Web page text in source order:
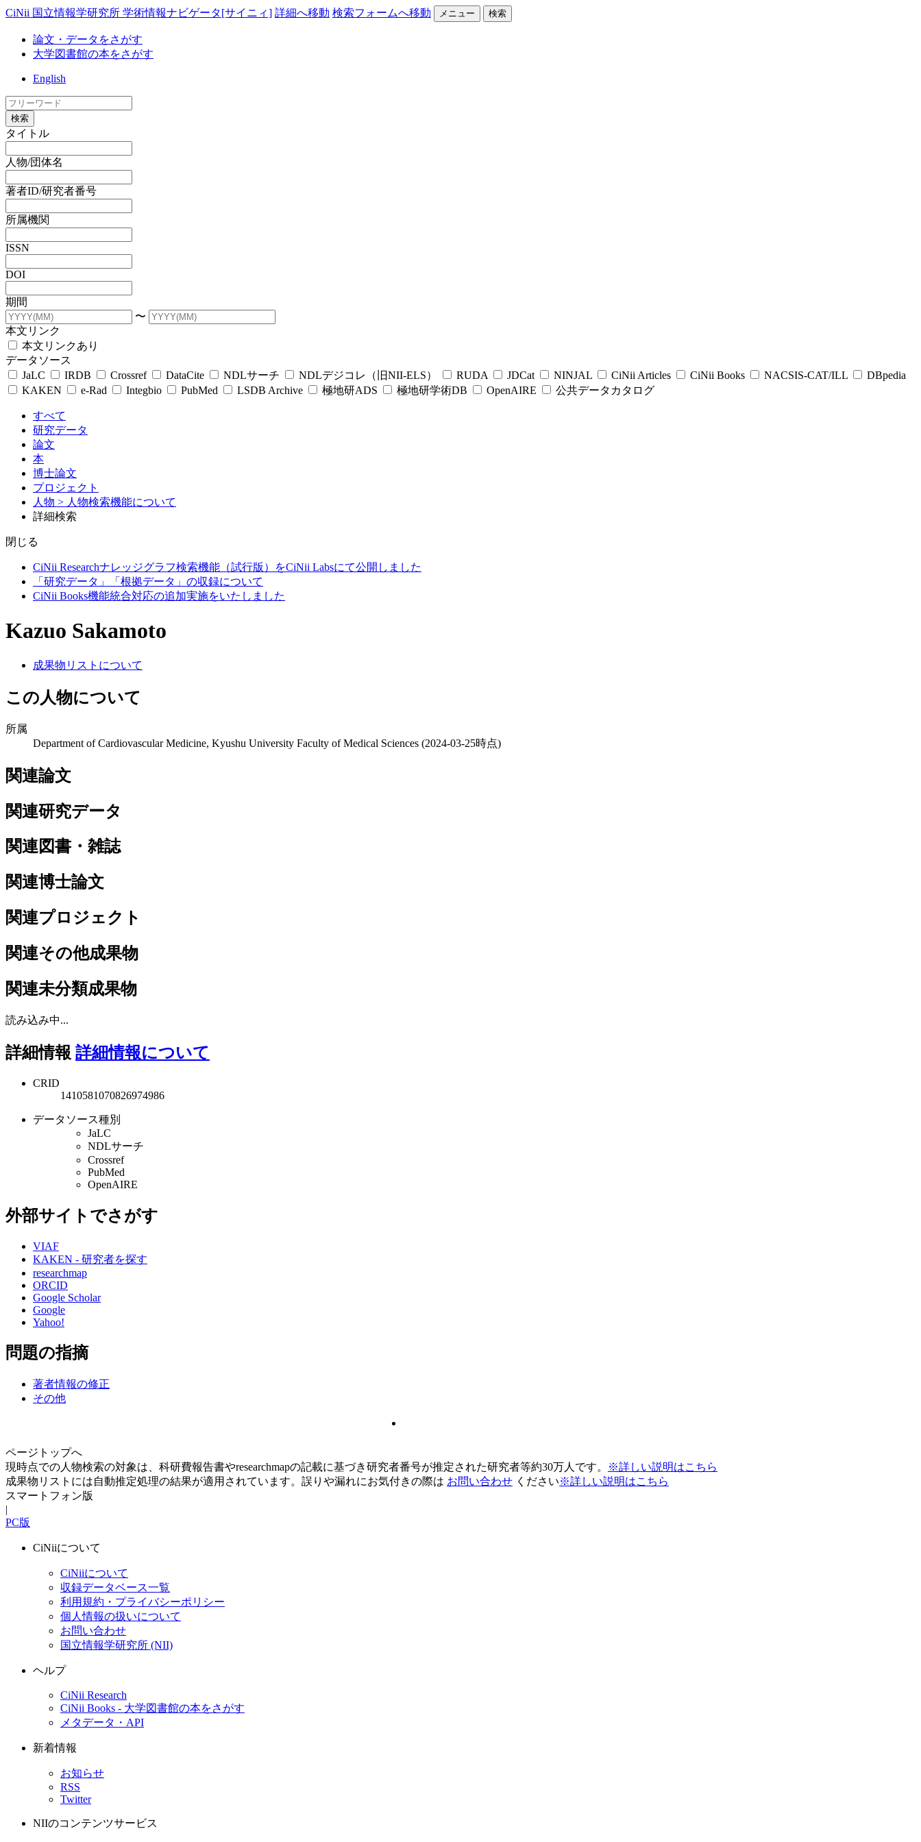
CiNii 国立情報学研究所 学術情報ナビゲータ[サイニィ] 詳細へ移動 検索フォームへ移動 メニュー 検索
論文・データをさがす
大学図書館の本をさがす
English
検索
タイトル
人物/団体名
著者ID/研究者番号
所属機関
ISSN
DOI
期間
〜
本文リンク
本文リンクあり
データソース
JaLC
IRDB Crossref DataCite NDLサーチ NDLデジコレ（旧NII-ELS） RUDA JDCat NINJAL CiNii Articles CiNii Books NACSIS-CAT/ILL
DBpedia
KAKEN
e-Rad Integbio PubMed LSDB Archive 極地研ADS 極地研学術DB OpenAIRE 公共データカタログ
すべて
研究データ
論文
本
博士論文
プロジェクト
人物 > 人物検索機能について
詳細検索
閉じる
CiNii Researchナレッジグラフ検索機能（試行版）をCiNii Labsにて公開しました
「研究データ」「根拠データ」の収録について
CiNii Books機能統合対応の追加実施をいたしました
Kazuo Sakamoto
成果物リストについて
この人物について
所属
Department of Cardiovascular Medicine, Kyushu University Faculty of Medical Sciences (2024-03-25時点)
関連論文
関連研究データ
関連図書・雑誌
関連博士論文
関連プロジェクト
関連その他成果物
関連未分類成果物
読み込み中...
詳細情報 詳細情報について
CRID
1410581070826974986
データソース種別
JaLC
NDLサーチ
Crossref
PubMed
OpenAIRE
外部サイトでさがす
VIAF
KAKEN - 研究者を探す
researchmap
ORCID
Google Scholar
Google
Yahoo!
問題の指摘
著者情報の修正
その他
ページトップへ
現時点での人物検索の対象は、科研費報告書やresearchmapの記載に基づき研究者番号が推定された研究者等約30万人です。
※詳しい説明はこちら
成果物リストには自動推定処理の結果が適用されています。誤りや漏れにお気付きの際は お問い合わせ ください※詳しい説明はこちら
スマートフォン版
|
PC版
CiNiiについて
CiNiiについて
収録データベース一覧
利用規約・プライバシーポリシー
個人情報の扱いについて
お問い合わせ
国立情報学研究所 (NII)
ヘルプ
CiNii Research
CiNii Books - 大学図書館の本をさがす
メタデータ・API
新着情報
お知らせ
RSS
Twitter
NIIのコンテンツサービス